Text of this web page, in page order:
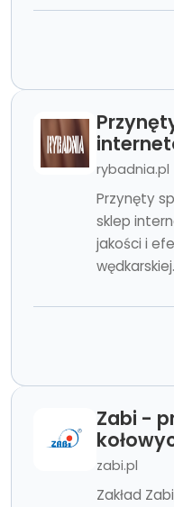
rybadnia.pl
Przynęty
sklep
jakości i
Zabi -
zabi.pl
Zakład